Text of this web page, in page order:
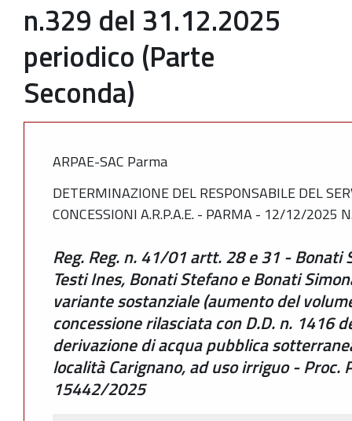
n.329 del 31.12.2025
periodico (Parte
Seconda)
ARPAE-SAC Parma
DETERMINAZIONE DEL RESPONSABILE DEL
CONCESSIONI A.R.P.A.E. - PARMA - 12/12/2025
Reg. Reg. n. 41/01 artt. 28 e 31 - Bonati
Testi Ines, Bonati Stefano e Bonati
variante sostanziale (aumento del
concessione rilasciata con D.D. n. 1416
derivazione di acqua pubblica
località Carignano, ad uso irriguo - Proc.
15442/2025